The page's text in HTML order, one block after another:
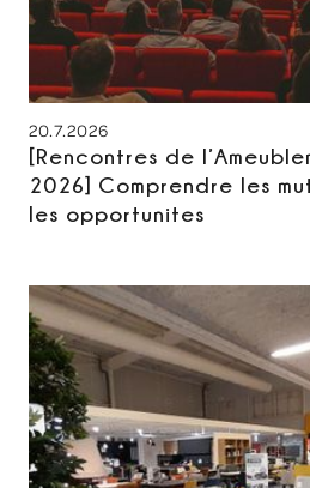
20.7.2026
[Rencontres de
2026] Comprendre les
les opportunites